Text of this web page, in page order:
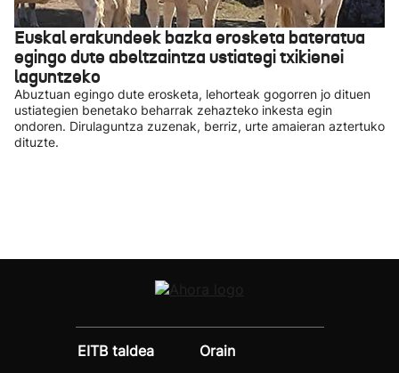
Euskal erakundeek bazka erosketa bateratua
egingo dute abeltzaintza ustiategi txikienei
laguntzeko
Abuztuan egingo dute erosketa, lehorteak gogorren jo dituen
ustiategien benetako beharrak zehazteko inkesta egin
ondoren. Dirulaguntza zuzenak, berriz, urte amaieran aztertuko
dituzte.
EITB taldea
Orain